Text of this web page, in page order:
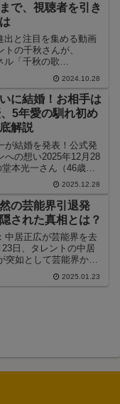
で、視聴者を引き
出と注目を集める動画
の千秋さんが、
ル「千秋の歌
て新たな活動を展開し
は、ブランド品の購入
を呼んでいます。この
リ...
2024.10.28
に結婚！お相手は
5年愛の馴れ初め
解説
が結婚を発表！公式発
への想い2025年12月28
本光一さん（46歳）
じて結婚を発表しまし
以下のように述べられ
はございますが、か
2025.12.28
の芸能界引退発
された真相とは？
中居正広が芸能界を去
日、タレントの中居
突如として芸能界から
した。この驚きの知ら
有料ファンクラブサイ
2025.01.23